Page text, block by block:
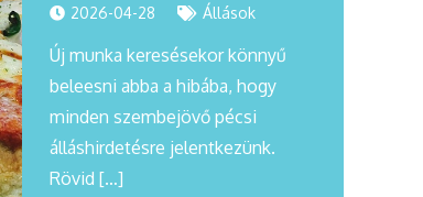
2026-04-28 Állások
Új munka keresésekor könnyű
beleesni abba a hibába, hogy
minden szembejövő pécsi
álláshirdetésre jelentkezünk.
Rövid […]